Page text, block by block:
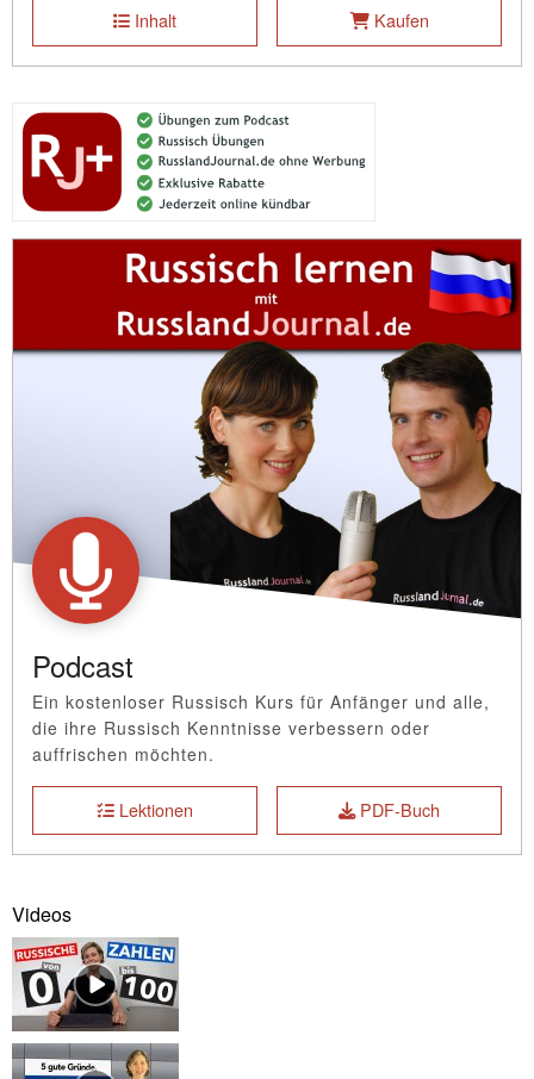
Inhalt Kaufen
Podcast
Ein kostenloser Russisch Kurs für Anfänger und alle,
die ihre Russisch Kenntnisse verbessern oder
auffrischen möchten.
Lektionen PDF-Buch
Videos